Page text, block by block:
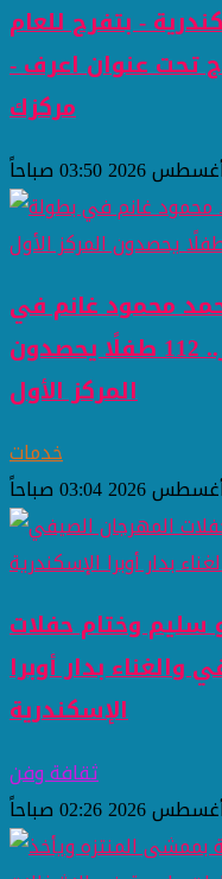
- بتفرح للعام
تحت عنوان اعرف -
مركزك
محمود غانم في
بطولة «دكتور ماث» بأبو قير.. 112 طفلًا يحصدون
المركز الأول
خدمات
سليم وختام حفلات
بدار أوبرا
الإسكندرية
ثقافة وفن